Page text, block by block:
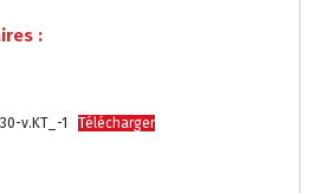
:
v.KT_-1 Télécharger